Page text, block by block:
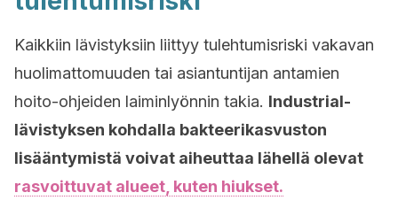
Kaikkiin lävistyksiin liittyy tulehtumisriski vakavan
huolimattomuuden tai asiantuntijan antamien
hoito-ohjeiden laiminlyönnin takia. Industrial-
lävistyksen kohdalla bakteerikasvuston
lisääntymistä voivat aiheuttaa lähellä olevat
rasvoittuvat alueet, kuten hiukset.